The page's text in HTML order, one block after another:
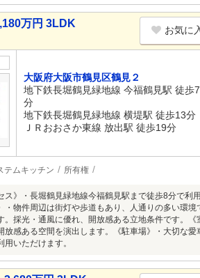
万円 3LDK
お気に
大阪府大阪市鶴見区鶴見２
地下鉄長堀鶴見緑地線 今福鶴見駅 徒歩7
分
地下鉄長堀鶴見緑地線 横堤駅 徒歩13分
ＪＲおおさか東線 放出駅 徒歩19分
テムキッチン 所有権
ス》・長堀鶴見緑地線今福鶴見駅まで徒歩8分で
・物件周辺は街灯や歩道もあり、人通りの多い環
。採光・通風に優れ、開放感ある立地条件です。
放感ある空間を演出します。《駐車場》・大切な
用いただけます。